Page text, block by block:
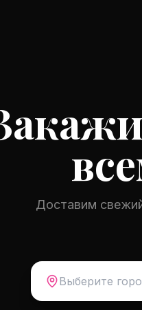
Доставим
Выберите